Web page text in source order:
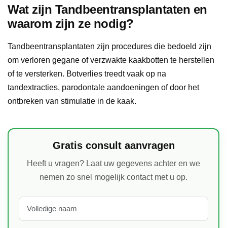
Wat zijn Tandbeentransplantaten en
waarom zijn ze nodig?
Tandbeentransplantaten zijn procedures die bedoeld zijn
om verloren gegane of verzwakte kaakbotten te herstellen
of te versterken. Botverlies treedt vaak op na
tandextracties, parodontale aandoeningen of door het
ontbreken van stimulatie in de kaak.
Gratis consult aanvragen
Heeft u vragen? Laat uw gegevens achter en we
nemen zo snel mogelijk contact met u op.